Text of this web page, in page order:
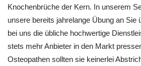
Knochenbrüche der Kern. In unserem
unsere bereits jahrelange Übung an Sie
bei uns die übliche hochwertige
stets mehr Anbieter in den Markt
Osteopathen sollten sie keinerlei